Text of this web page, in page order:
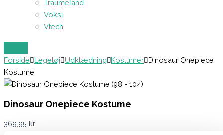
Träumeland
Voksi
Vtech
Forside Legetøj Udklædning Kostumer Dinosaur Onepiece
Kostume
Dinosaur Onepiece Kostume
369,95 kr.